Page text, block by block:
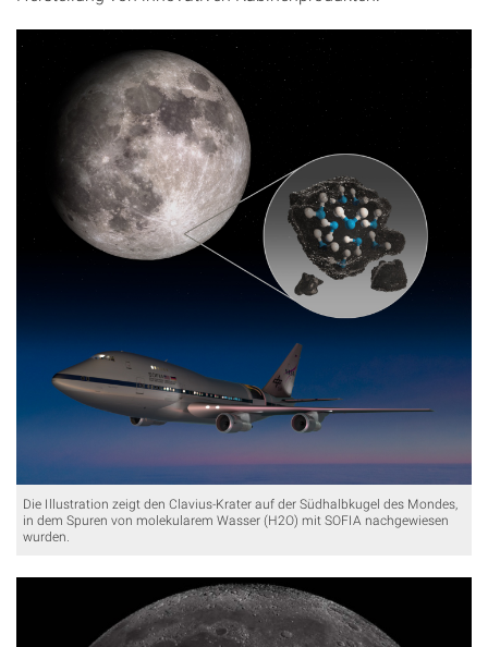
Die Illustration zeigt den Clavius-Krater auf der Südhalbkugel des Mondes,
in dem Spuren von molekularem Wasser (H2O) mit SOFIA nachgewiesen
wurden.